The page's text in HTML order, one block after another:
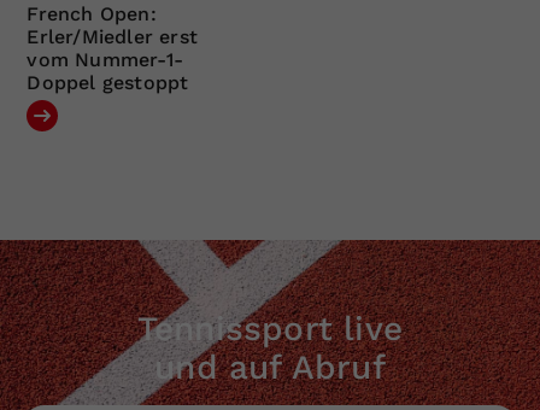
French Open:
Erler/Miedler erst
vom Nummer-1-
Doppel gestoppt
Tennissport live
und auf Abruf